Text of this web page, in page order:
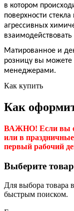
в котором
поверхности
агрессивных
Матированное и
розницу вы
менеджерами.
Как купить
Как
ВАЖНО! Если вы
или в
первый рабочий
Выберите
Для выбора товара
быстрым поиском.